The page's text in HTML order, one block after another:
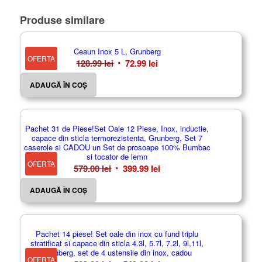
Produse similare
Ceaun Inox 5 L, Grunberg
128.99lei Prețul
fost:
72.99 leiPrețul
72.99 lei.
ADAUGĂ ÎN COȘ
OFERTA
Pachet 31 de Piese!Set Oale 12 Piese, Inox, inductie,
capace din sticla termorezistenta, Grunberg, Set 7
caserole si CADOU un Set de prosoape 100% Bumbac
si tocator de lemn
579.00lei Prețul
fost:
399.99 leiPrețul
399.99 lei.
ADAUGĂ ÎN COȘ
OFERTA
Pachet 14 piese! Set oale din inox cu fund triplu
stratificat si capace din sticla 4.3l, 5.7l, 7.2l, 9l,11l,
Grunberg, set de 4 ustensile din inox, cadou
OFERTA